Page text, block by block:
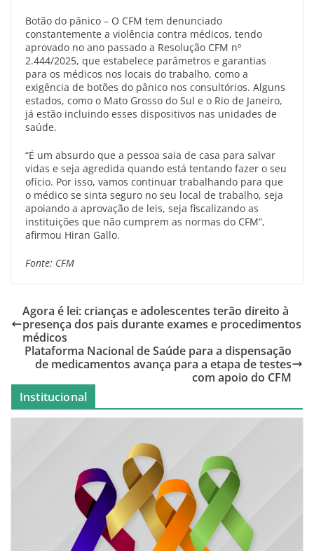
Botão do pânico – O CFM tem denunciado
constantemente a violência contra médicos, tendo
aprovado no ano passado a Resolução CFM nº
2.444/2025, que estabelece parâmetros e garantias
para os médicos nos locais do trabalho, como a
exigência de botões do pânico nos consultórios. Alguns
estados, como o Mato Grosso do Sul e o Rio de Janeiro,
já estão incluindo esses dispositivos nas unidades de
saúde.
“É um absurdo que a pessoa saia de casa para salvar
vidas e seja agredida quando está tentando fazer o seu
ofício. Por isso, vamos continuar trabalhando para que
o médico se sinta seguro no seu local de trabalho, seja
apoiando a aprovação de leis, seja fiscalizando as
instituições que não cumprem as normas do CFM”,
afirmou Hiran Gallo.
Fonte: CFM
Agora é lei: crianças e adolescentes terão direito à
presença dos pais durante exames e procedimentos
médicos
Plataforma Nacional de Saúde para a dispensação
de medicamentos avança para a etapa de testes
com apoio do CFM
Institucional